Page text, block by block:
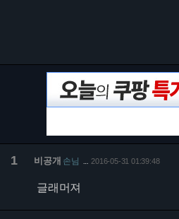
1 비공개 손님 2016-05-31 01:39:48
글래머져